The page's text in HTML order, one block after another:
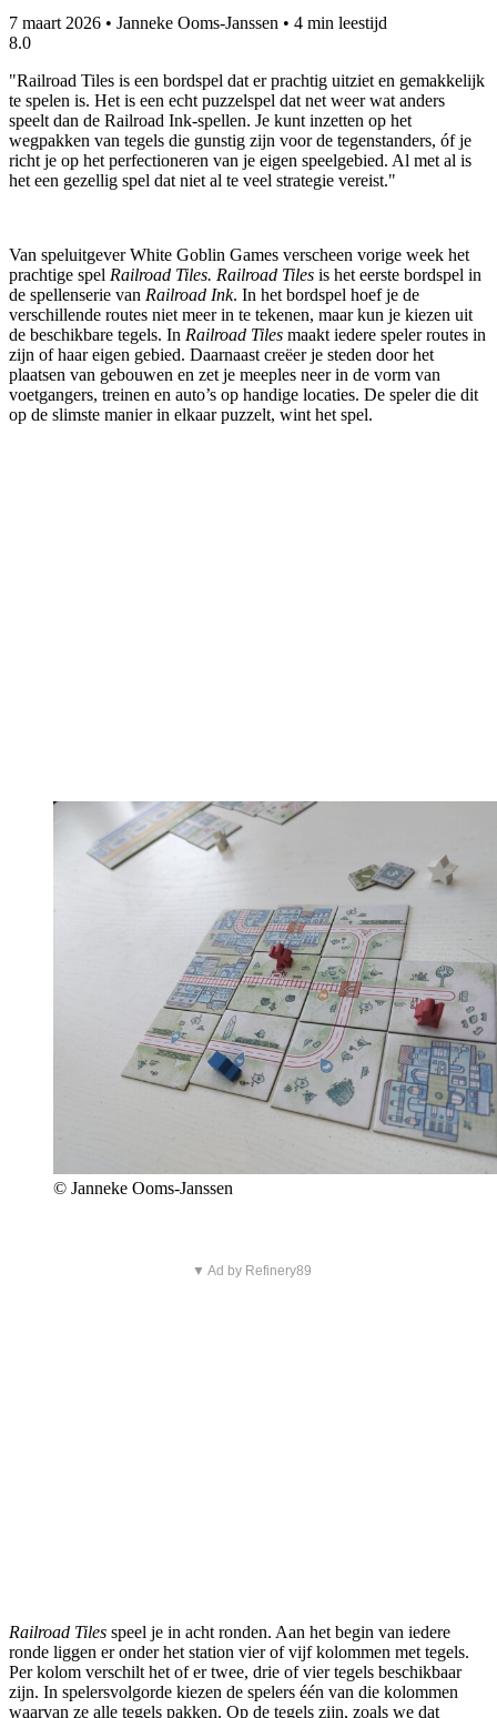
7 maart 2026 • Janneke Ooms-Janssen • 4 min leestijd
8.0
"Railroad Tiles is een bordspel dat er prachtig uitziet en gemakkelijk
te spelen is. Het is een echt puzzelspel dat net weer wat anders
speelt dan de Railroad Ink-spellen. Je kunt inzetten op het
wegpakken van tegels die gunstig zijn voor de tegenstanders, óf je
richt je op het perfectioneren van je eigen speelgebied. Al met al is
het een gezellig spel dat niet al te veel strategie vereist."
Van speluitgever White Goblin Games verscheen vorige week het
prachtige spel Railroad Tiles. Railroad Tiles is het eerste bordspel in
de spellenserie van Railroad Ink. In het bordspel hoef je de
verschillende routes niet meer in te tekenen, maar kun je kiezen uit
de beschikbare tegels. In Railroad Tiles maakt iedere speler routes in
zijn of haar eigen gebied. Daarnaast creëer je steden door het
plaatsen van gebouwen en zet je meeples neer in de vorm van
voetgangers, treinen en auto’s op handige locaties. De speler die dit
op de slimste manier in elkaar puzzelt, wint het spel.
© Janneke Ooms-Janssen
▼ Ad by Refinery89
Railroad Tiles speel je in acht ronden. Aan het begin van iedere
ronde liggen er onder het station vier of vijf kolommen met tegels.
Per kolom verschilt het of er twee, drie of vier tegels beschikbaar
zijn. In spelersvolgorde kiezen de spelers één van die kolommen
waarvan ze alle tegels pakken. Op de tegels zijn, zoals we dat